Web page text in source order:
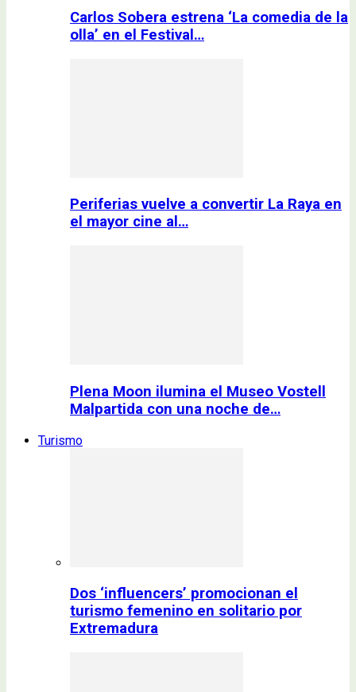
Carlos Sobera estrena ‘La comedia de la
olla’ en el Festival…
Periferias vuelve a convertir La Raya en
el mayor cine al…
Plena Moon ilumina el Museo Vostell
Malpartida con una noche de…
Turismo
Dos ‘influencers’ promocionan el
turismo femenino en solitario por
Extremadura